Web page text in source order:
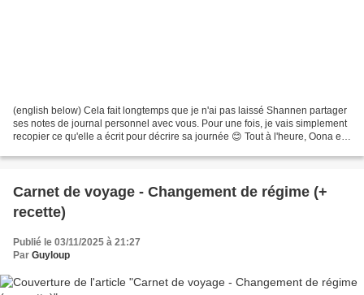
(english below) Cela fait longtemps que je n'ai pas laissé Shannen partager
ses notes de journal personnel avec vous. Pour une fois, je vais simplement
recopier ce qu'elle a écrit pour décrire sa journée 😊 Tout à l'heure, Oona et
Carnet de voyage - Changement de régime (+
recette)
Publié le 03/11/2025 à 21:27
Par Guyloup